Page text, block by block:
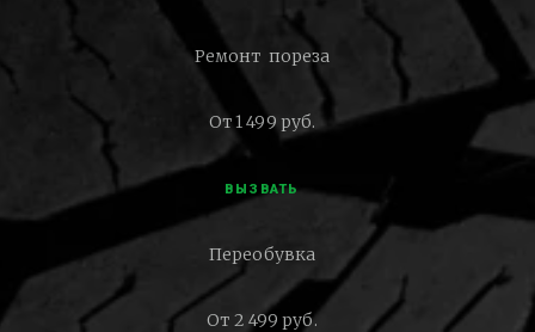
Ремонт пореза
От 1 499 руб.
ВЫЗВАТЬ
Переобувка
От 2 499 руб.